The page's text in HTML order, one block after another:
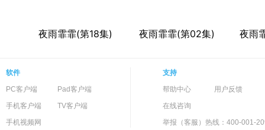
夜雨霏霏(第18集) 夜雨霏霏(第02集) 夜雨
软件
PC客户端
Pad客户端
手机客户端
TV客户端
手机视频网
支持
帮助中心
用户反馈
在线咨询
举报（客服）热线：400-001-